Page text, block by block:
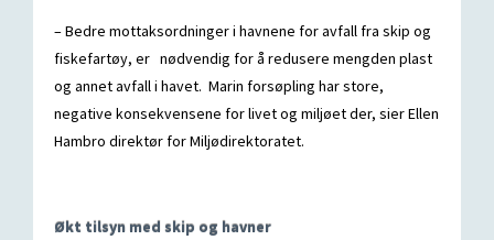
– Bedre mottaksordninger i havnene for avfall fra skip og
fiskefartøy, er nødvendig for å redusere mengden plast
og annet avfall i havet. Marin forsøpling har store,
negative konsekvensene for livet og miljøet der, sier Ellen
Hambro direktør for Miljødirektoratet.
Økt tilsyn med skip og havner